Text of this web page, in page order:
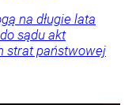
na długie lata
sądu akt
strat państwowej